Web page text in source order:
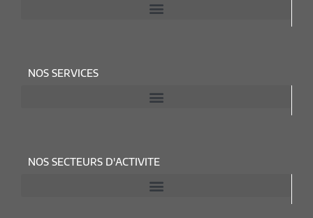
NOS SERVICES
NOS SECTEURS D'ACTIVITE